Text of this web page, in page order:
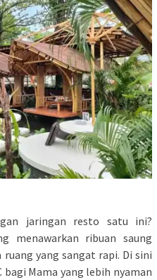
jaringan resto satu ini?
menawarkan ribuan saung
yang sangat rapi. Di sini
Mama yang lebih nyaman